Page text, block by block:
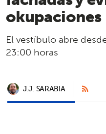
okupaciones
El vestíbulo abre
23:00 horas
J.J. SARABIA